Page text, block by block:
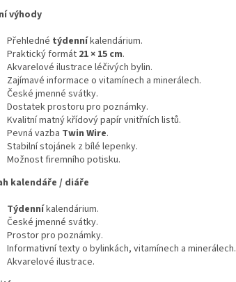
výhody
Přehledné týdenníkalendárium.
Praktický formát 21 × 15 cm.
Akvarelové ilustrace léčivých bylin.
Zajímavé informace o vitamínech a minerálech.
České jmenné svátky.
Dostatek prostoru pro poznámky.
Kvalitní matný křídový papír vnitřních listů.
Pevná vazba Twin Wire.
Stabilní stojánek z bílé lepenky.
Možnost firemního potisku.
kalendáře / diáře
Týdenníkalendárium.
České jmenné svátky.
Prostor pro poznámky.
Informativní texty o bylinkách, vitamínech a minerálech.
Akvarelové ilustrace.